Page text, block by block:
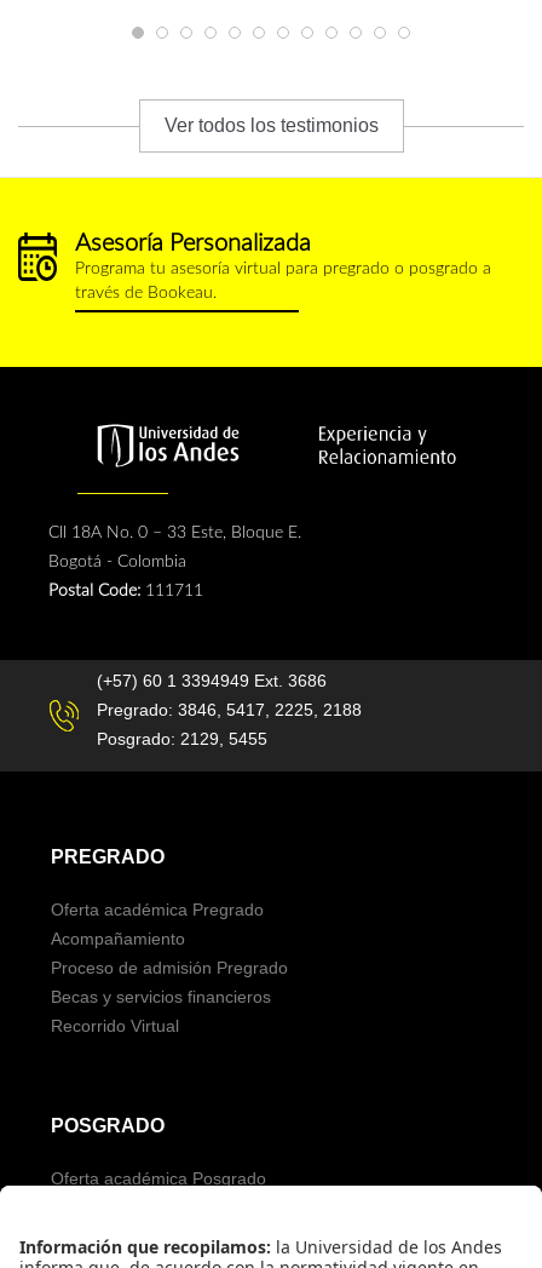
calendario.png
Asesoría Personalizada
Programa tu asesoría virtual para pregrado o posgrado a
través de Bookeau.
Pregrado: 3846, 5417, 2225, 2188
Posgrado: 2129, 5455
PREGRADO
Proceso de admisión Pregrado
Becas y servicios financieros
Recorrido Virtual
POSGRADO
Servicios financieros